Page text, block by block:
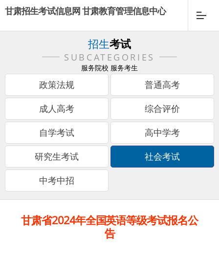
甘肃招生考试信息网 甘肃教育管理信息中心
招生考试
SUBCATEGORIES
服务院校 服务考生
政策法规 普通高考
成人高考 综合评价
自学考试 高中学考
研究生考试 社会考试
中考中招
甘肃省2024年全国英语等级考试报名公
告